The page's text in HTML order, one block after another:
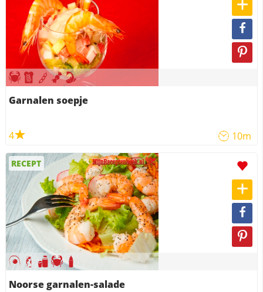
Garnalen soepje
4 10m
RECEPT
Noorse garnalen-salade